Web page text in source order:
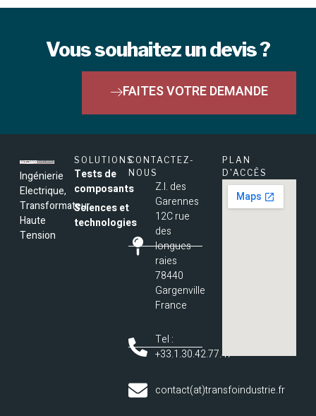
Vous souhaitez un devis ?
FAITES VOTRE DEMANDE
Ingénierie
Electrique,
Transformateur
Haute
Tension
SOLUTIONS
Tests de
composants
Sciences et
technologies
CONTACTEZ-
NOUS
Z.I. des
Garennes
12C rue
des
longues
raies
78440
Gargenville
France
Tel :
+33.1.30.42.77.47
contact(at)transfoindustrie.fr
PLAN
D'ACCÈS